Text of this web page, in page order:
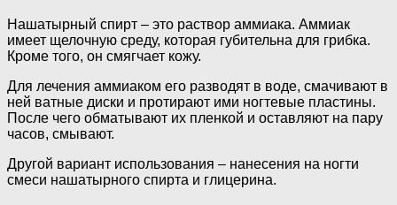
Нашатырный спирт – это раствор аммиака. Аммиак
имеет щелочную среду, которая губительна для грибка.
Кроме того, он смягчает кожу.
Для лечения аммиаком его разводят в воде, смачивают в
ней ватные диски и протирают ими ногтевые пластины.
После чего обматывают их пленкой и оставляют на пару
часов, смывают.
Другой вариант использования – нанесения на ногти
смеси нашатырного спирта и глицерина.